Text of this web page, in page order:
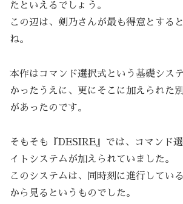
たといえるでしょう。
この辺は、剣乃さんが最も得意とする
ね。
本作はコマンド選択式という基礎シス
かったうえに、更にそこに加えられた
があったのです。
そもそも『DESIRE』では、コマンド
イトシステムが加えられていました。
このシステムは、同時刻に進行してい
から見るというものでした。